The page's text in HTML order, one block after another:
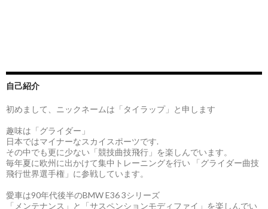
自己紹介
初めまして、ニックネームは「タイラップ」と申します
趣味は「グライダー」
日本ではマイナーなスカイスポーツです.
その中でも更に少ない「競技曲技飛行」を楽しんでいます。
毎年夏に欧州に出かけて集中トレーニングを行い 「グライダー曲技
飛行世界選手権」に参戦しています。
愛車は90年代後半のBMW E36 3シリーズ
「メンテナンス」と「サスペンションモディファイ」を楽しんでい